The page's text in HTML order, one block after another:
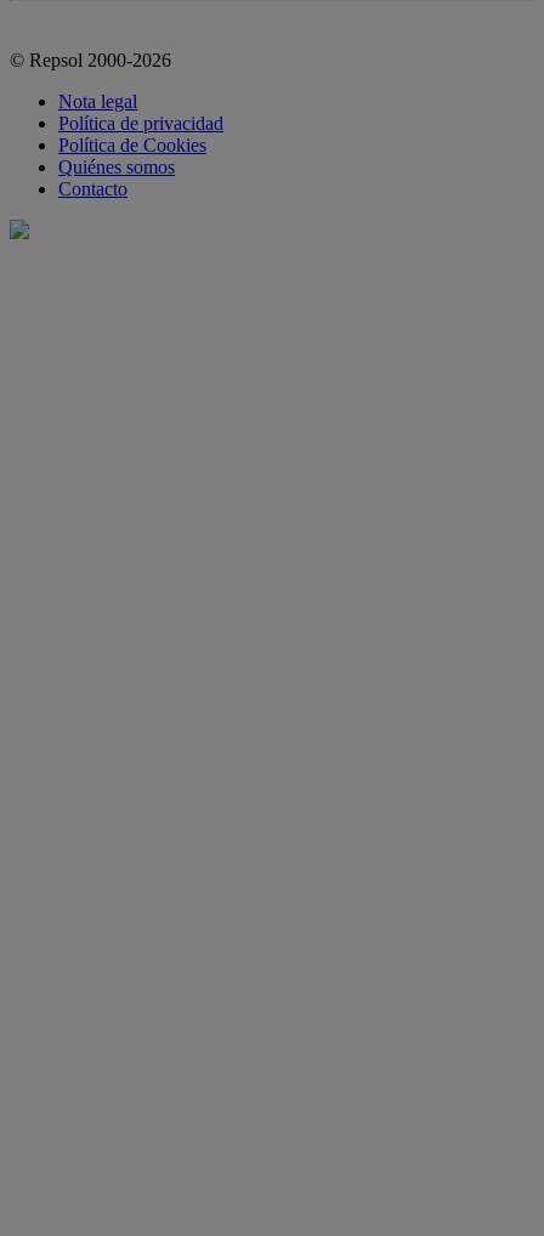
© Repsol 2000-2026
Nota legal
Política de privacidad
Política de Cookies
Quiénes somos
Contacto